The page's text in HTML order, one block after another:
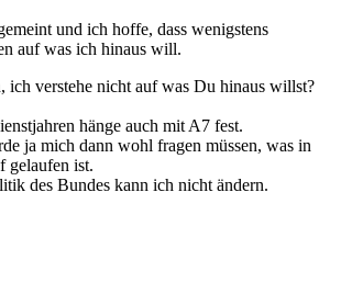
und ich hoffe, dass wenigstens
auf was ich hinaus will.
ich verstehe nicht auf was Du hinaus willst?
hänge auch mit A7 fest.
ja mich dann wohl fragen müssen, was in
gelaufen ist.
des Bundes kann ich nicht ändern.